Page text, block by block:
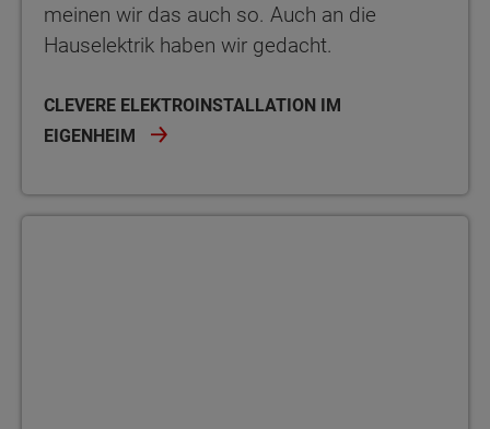
meinen wir das auch so. Auch an die
Hauselektrik haben wir gedacht.
CLEVERE ELEKTROINSTALLATION IM
EIGENHEIM